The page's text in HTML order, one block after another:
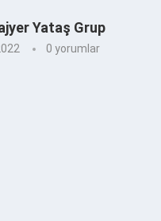
Yataş Grup
0 yorumlar